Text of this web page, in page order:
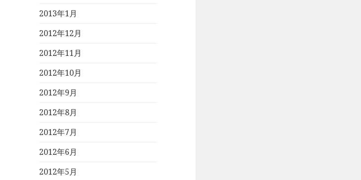
2013年1月
2012年12月
2012年11月
2012年10月
2012年9月
2012年8月
2012年7月
2012年6月
2012年5月